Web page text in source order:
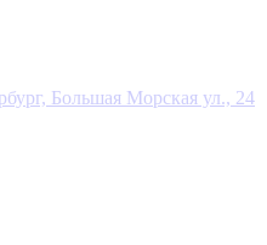
Большая Морская ул., 24